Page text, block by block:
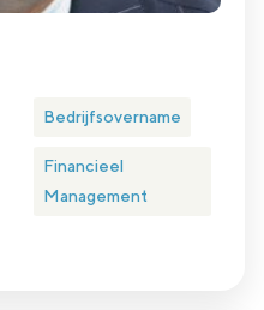
Bedrijfsovername
Financieel
Management